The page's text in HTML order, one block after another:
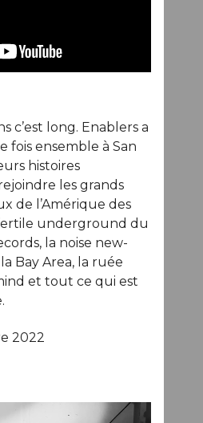
c’est long. Enablers a
fois ensemble à San
histoires
les grands
de l’Amérique des
underground du
la noise new-
Bay Area, la ruée
et tout ce qui est
2022